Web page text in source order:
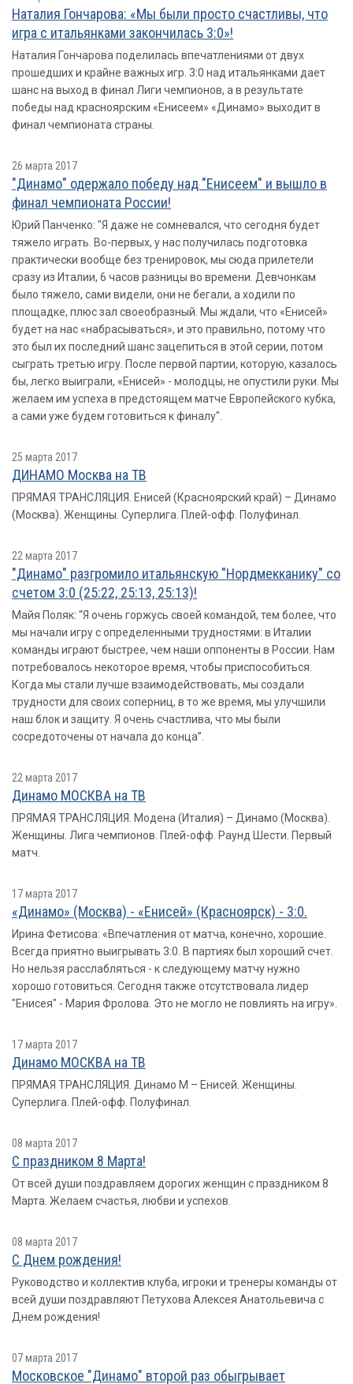
Наталия Гончарова: «Мы были просто счастливы, что
игра с итальянками закончилась 3:0»!
Наталия Гончарова поделилась впечатлениями от двух
прошедших и крайне важных игр. 3:0 над итальянками дает
шанс на выход в финал Лиги чемпионов, а в результате
победы над красноярским «Енисеем» «Динамо» выходит в
финал чемпионата страны.
26 марта 2017
"Динамо" одержало победу над "Енисеем" и вышло в
финал чемпионата России!
Юрий Панченко: "Я даже не сомневался, что сегодня будет
тяжело играть. Во-первых, у нас получилась подготовка
практически вообще без тренировок, мы сюда прилетели
сразу из Италии, 6 часов разницы во времени. Девчонкам
было тяжело, сами видели, они не бегали, а ходили по
площадке, плюс зал своеобразный. Мы ждали, что «Енисей»
будет на нас «набрасываться», и это правильно, потому что
это был их последний шанс зацепиться в этой серии, потом
сыграть третью игру. После первой партии, которую, казалось
бы, легко выиграли, «Енисей» - молодцы, не опустили руки. Мы
желаем им успеха в предстоящем матче Европейского кубка,
а сами уже будем готовиться к финалу".
25 марта 2017
ДИНАМО Москва на ТВ
ПРЯМАЯ ТРАНСЛЯЦИЯ. Енисей (Красноярский край) – Динамо
(Москва). Женщины. Суперлига. Плей-офф. Полуфинал.
22 марта 2017
"Динамо" разгромило итальянскую "Нордмекканику" со
счетом 3:0 (25:22, 25:13, 25:13)!
Майя Поляк: “Я очень горжусь своей командой, тем более, что
мы начали игру с определенными трудностями: в Италии
команды играют быстрее, чем наши оппоненты в России. Нам
потребовалось некоторое время, чтобы приспособиться.
Когда мы стали лучше взаимодействовать, мы создали
трудности для своих соперниц, в то же время, мы улучшили
наш блок и защиту. Я очень счастлива, что мы были
сосредоточены от начала до конца”.
22 марта 2017
Динамо МОСКВА на ТВ
ПРЯМАЯ ТРАНСЛЯЦИЯ. Модена (Италия) – Динамо (Москва).
Женщины. Лига чемпионов. Плей-офф. Раунд Шести. Первый
матч.
17 марта 2017
«Динамо» (Москва) - «Енисей» (Красноярск) - 3:0.
Ирина Фетисова: «Впечатления от матча, конечно, хорошие.
Всегда приятно выигрывать 3:0. В партиях был хороший счет.
Но нельзя расслабляться - к следующему матчу нужно
хорошо готовиться. Сегодня также отсутствовала лидер
"Енисея" - Мария Фролова. Это не могло не повлиять на игру».
17 марта 2017
Динамо МОСКВА на ТВ
ПРЯМАЯ ТРАНСЛЯЦИЯ. Динамо М – Енисей. Женщины.
Суперлига. Плей-офф. Полуфинал.
08 марта 2017
С праздником 8 Марта!
От всей души поздравляем дорогих женщин с праздником 8
Марта. Желаем счастья, любви и успехов.
08 марта 2017
С Днем рождения!
Руководство и коллектив клуба, игроки и тренеры команды от
всей души поздравляют Петухова Алексея Анатольевича с
Днем рождения!
07 марта 2017
Московское "Динамо" второй раз обыгрывает